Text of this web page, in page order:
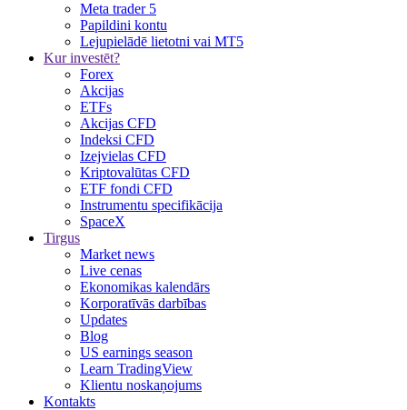
Meta trader 5
Papildini kontu
Lejupielādē lietotni vai MT5
Kur investēt?
Forex
Akcijas
ETFs
Akcijas CFD
Indeksi CFD
Izejvielas CFD
Kriptovalūtas CFD
ETF fondi CFD
Instrumentu specifikācija
SpaceX
Tirgus
Market news
Live cenas
Ekonomikas kalendārs
Korporatīvās darbības
Updates
Blog
US earnings season
Learn TradingView
Klientu noskaņojums
Kontakts